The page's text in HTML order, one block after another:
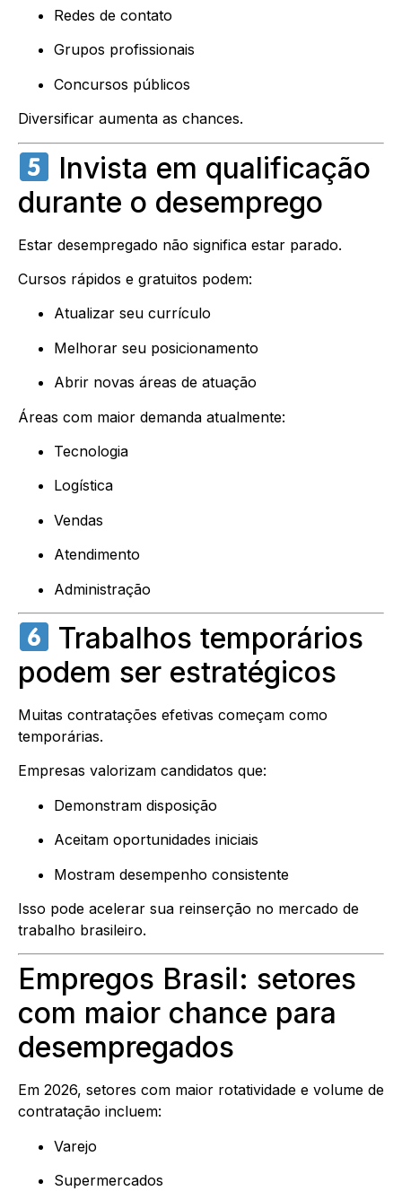
Redes de contato
Grupos profissionais
Concursos públicos
Diversificar aumenta as chances.
Invista em qualificação
durante o desemprego
Estar desempregado não significa estar parado.
Cursos rápidos e gratuitos podem:
Atualizar seu currículo
Melhorar seu posicionamento
Abrir novas áreas de atuação
Áreas com maior demanda atualmente:
Tecnologia
Logística
Vendas
Atendimento
Administração
Trabalhos temporários
podem ser estratégicos
Muitas contratações efetivas começam como
temporárias.
Empresas valorizam candidatos que:
Demonstram disposição
Aceitam oportunidades iniciais
Mostram desempenho consistente
Isso pode acelerar sua reinserção no mercado de
trabalho brasileiro.
Empregos Brasil: setores
com maior chance para
desempregados
Em 2026, setores com maior rotatividade e volume de
contratação incluem:
Varejo
Supermercados